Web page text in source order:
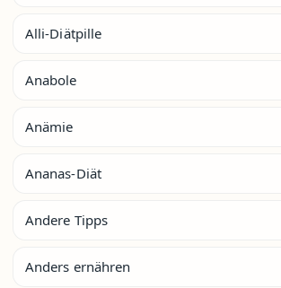
Alli-Diätpille
Anabole
Anämie
Ananas-Diät
Andere Tipps
Anders ernähren